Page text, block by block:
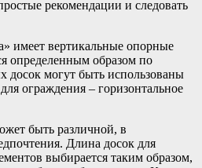
рекомендации и следовать
имеет вертикальные опорные
определенным образом по
досок могут быть использованы
ограждения – горизонтальное
быть различной, в
Длина досок для
выбирается таким образом,